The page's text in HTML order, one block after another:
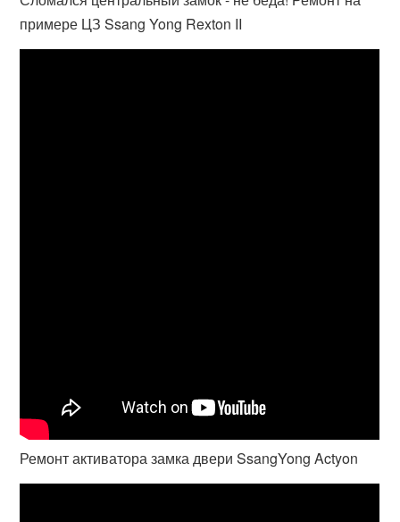
примере ЦЗ Ssang Yong Rexton II
Ремонт активатора замка двери SsangYong Actyon